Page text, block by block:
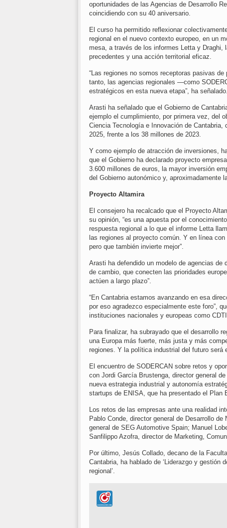
oportunidades de las Agencias de Desarrollo
coincidiendo con su 40 aniversario.
El curso ha permitido reflexionar
regional en el nuevo contexto europeo, en un
mesa, a través de los informes Letta y
precedentes y una acción territorial eficaz.
“Las regiones no somos receptoras pasivas
tanto, las agencias regionales —como
estratégicos en esta nueva etapa”, ha señalado.
Arasti ha señalado que el Gobierno de
ejemplo el cumplimiento, por primera vez, del
Ciencia Tecnología e Innovación de
2025, frente a los 38 millones de 2023.
Y como ejemplo de atracción de inversiones,
que el Gobierno ha declarado proyecto
3.600 millones de euros, la mayor inversión
del Gobierno autonómico y, aproximadamente
Proyecto Altamira
El consejero ha recalcado que el Proyecto
su opinión, “es una apuesta por el
respuesta regional a lo que el informe Letta
las regiones al proyecto común. Y en línea
pero que también invierte mejor”.
Arasti ha defendido un modelo de agencias de
de cambio, que conecten las prioridades
actúen a largo plazo”.
“En Cantabria estamos avanzando en esa
por eso agradezco especialmente este foro”,
instituciones nacionales y europeas como
Para finalizar, ha subrayado que el desarrollo
una Europa más fuerte, más justa y más
regiones. Y la política industrial del futuro será
El encuentro de SODERCAN sobre retos y
con Jordi García Brustenga, director general
nueva estrategia industrial y autonomía
startups de ENISA, que ha presentado el Plan
Los retos de las empresas ante una realidad
Pablo Conde, director general de Desarrollo
general de SEG Automotive Spain; Manuel
Sanfilippo Azofra, director de Marketing,
Por último, Jesús Collado, decano de la
Cantabria, ha hablado de ‘Liderazgo y gestión
regional’.